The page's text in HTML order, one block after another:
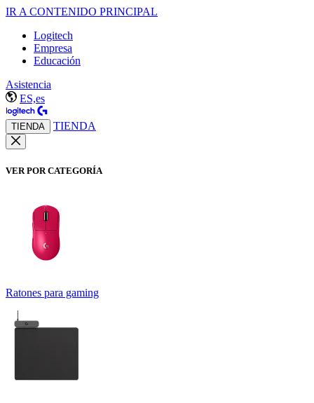
IR A CONTENIDO PRINCIPAL
Logitech
Empresa
Educación
Asistencia
ES,es
TIENDA TIENDA
VER POR CATEGORÍA
Ratones para gaming